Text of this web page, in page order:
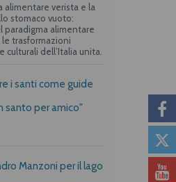
alimentare verista e la
stomaco vuoto:
paradigma alimentare
le trasformazioni
culturali dell’Italia unita.
i santi come guide
santo per amico"
Manzoni per il lago